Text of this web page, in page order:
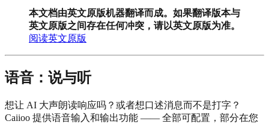
本文档由英文原版机器翻译而成。如果翻译版本与
英文原版之间存在任何冲突，请以英文原版为准。
阅读英文原版
语音：说与听
想让 AI 大声朗读响应吗？或者想口述消息而不是打字？
Caiioo 提供语音输入和输出功能 —— 全部可配置，部分在您